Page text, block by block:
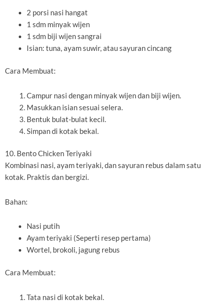
2 porsi nasi hangat
1 sdm minyak wijen
1 sdm biji wijen sangrai
Isian: tuna, ayam suwir, atau sayuran cincang
Cara Membuat:
Campur nasi dengan minyak wijen dan biji wijen.
Masukkan isian sesuai selera.
Bentuk bulat-bulat kecil.
Simpan di kotak bekal.
10. Bento Chicken Teriyaki
Kombinasi nasi, ayam teriyaki, dan sayuran rebus dalam satu
kotak. Praktis dan bergizi.
Bahan:
Nasi putih
Ayam teriyaki (Seperti resep pertama)
Wortel, brokoli, jagung rebus
Cara Membuat:
Tata nasi di kotak bekal.